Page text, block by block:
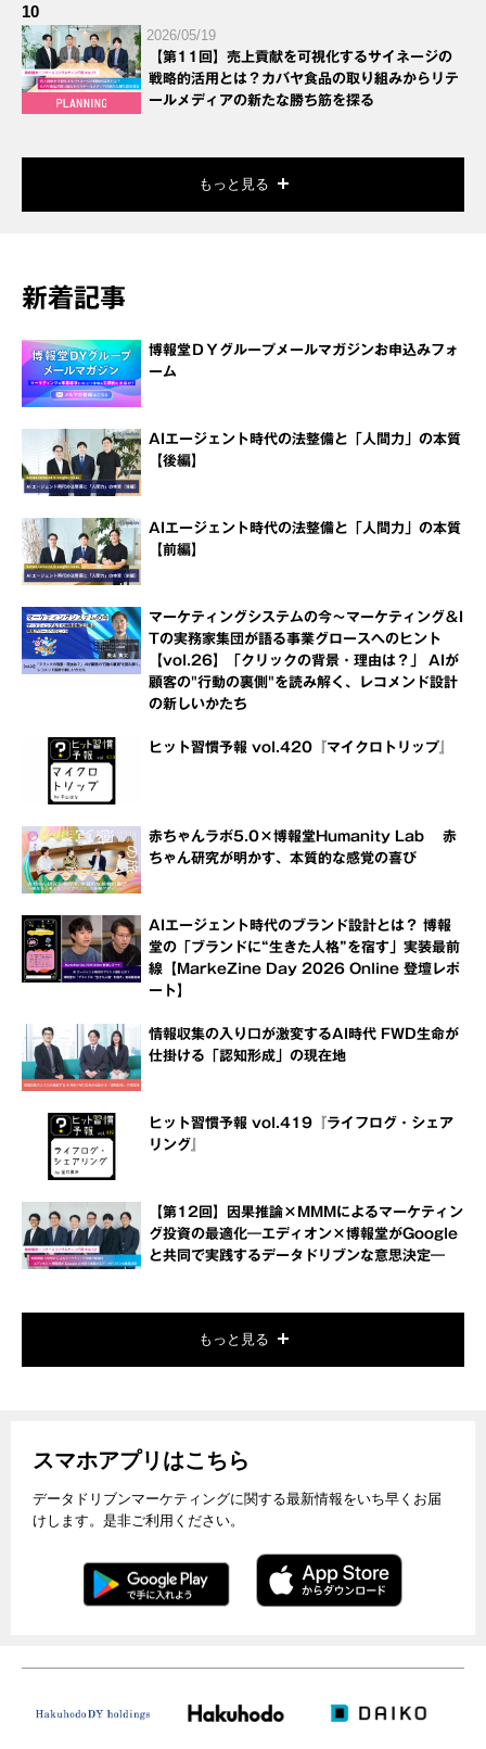
10
2026/05/19
【第11回】売上貢献を可視化するサイネージの
戦略的活用とは？カバヤ食品の取り組みからリテ
ールメディアの新たな勝ち筋を探る
もっと見る
新着記事
博報堂ＤＹグループメールマガジンお申込みフォ
ーム
AIエージェント時代の法整備と「人間力」の本質
【後編】
AIエージェント時代の法整備と「人間力」の本質
【前編】
マーケティングシステムの今～マーケティング＆I
Tの実務家集団が語る事業グロースへのヒント
【vol.26】「クリックの背景・理由は？」 AIが
顧客の"行動の裏側"を読み解く、レコメンド設計
の新しいかたち
ヒット習慣予報 vol.420『マイクロトリップ』
赤ちゃんラボ5.0×博報堂Humanity Lab 赤
ちゃん研究が明かす、本質的な感覚の喜び
AIエージェント時代のブランド設計とは？ 博報
堂の「ブランドに“生きた人格”を宿す」実装最前
線【MarkeZine Day 2026 Online 登壇レポ
ート】
情報収集の入り口が激変するAI時代 FWD生命が
仕掛ける「認知形成」の現在地
ヒット習慣予報 vol.419『ライフログ・シェア
リング』
【第12回】因果推論×MMMによるマーケティン
グ投資の最適化―エディオン×博報堂がGoogle
と共同で実践するデータドリブンな意思決定―
もっと見る
スマホアプリはこちら
データドリブンマーケティングに関する最新情報をいち早くお届
けします。是非ご利用ください。